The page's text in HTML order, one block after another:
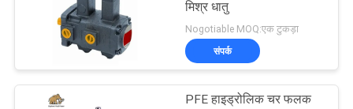
समाचार
निर्माण मशीनरी स्पेयर
पार्ट्स
मिश्र धातु
Nogotiable MOQ:एक टुकड़ा
संपर्क
PFE हाइड्रोलिक चर फलक